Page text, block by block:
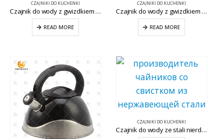
CZAJNIKI DO KUCHENKI
Czajnik do wody z gwizdkiem ze stali nierdzewnej CW-T052
READ MORE
CZAJNIKI DO KUCHENKI
Czajnik do wody z gwizdkiem ze stali nierdzewnej CW-T061
READ MORE
CZAJNIKI DO KUCHENKI
Czajnik do wody ze stali nierdzewnej z drewnianym uchwytem CW-T029-E